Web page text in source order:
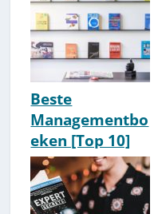
Beste
Managementbo
eken [Top 10]
[2026 Update]